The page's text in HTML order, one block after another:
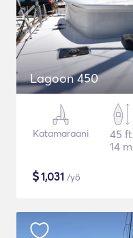
Lagoon 450
Katamaraani
45 ft
14 m
$1,031 /yö